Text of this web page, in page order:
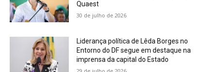
Quaest
30 de julho de 2026
Liderança política de Lêda Borges no
Entorno do DF segue em destaque na
imprensa da capital do Estado